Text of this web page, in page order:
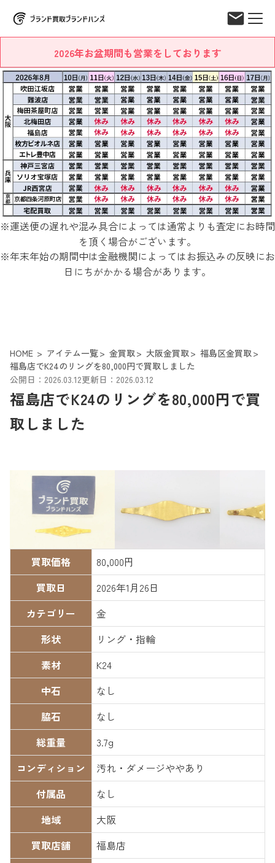
2026年お盆期間も営業をしております
※運送便の遅れや混み具合によっては通常よりも査定にお時間
を頂く場合がございます。
※年末年始の期間中は金融機関によってはお振込みの反映にお
日にちがかかる場合があります。
HOME アイテム一覧 金買取 大阪金買取
福島区金買取
福島店でK24のリングを80,000円で買取しました
公開日：2026.03.12更新日：2026.03.12
福島店でK24のリングを80,000円で買
取しました
買取価格
80,000円
買取日
2026年1月26日
カテゴリー
金
形状
リング・指輪
素材
K24
中石
なし
脇石
なし
総重量
3.7g
コンディション
汚れ・ダメージややあり
付属品
なし
地域
大阪
買取店舗
福島店